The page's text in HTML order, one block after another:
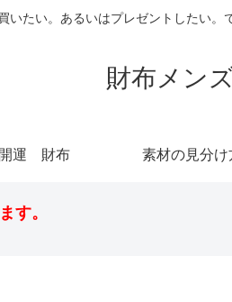
いたい。あるいはプレゼントしたい。
財布メン
開運 財布 素材の見分け
す。